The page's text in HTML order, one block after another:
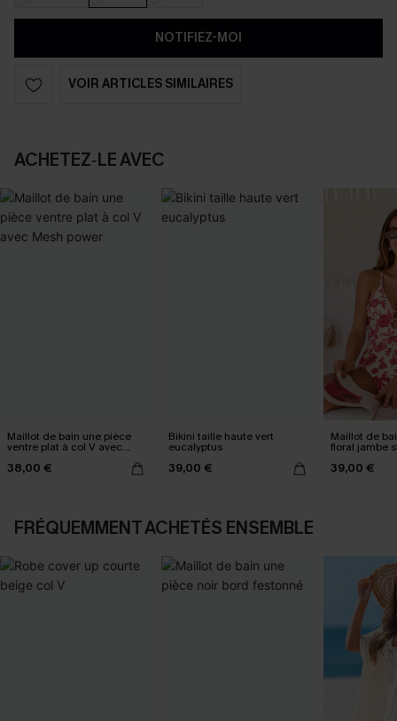
NOTIFIEZ-MOI
VOIR ARTICLES SIMILAIRES
ACHETEZ‑LE AVEC
Maillot de bain une pièce
ventre plat à col V avec
Mesh power
38,00 €
Bikini taille haute vert
eucalyptus
39,00 €
Maillot de
floral jambe
plongeant
39,00 €
FRÉQUEMMENT ACHETÉS ENSEMBLE